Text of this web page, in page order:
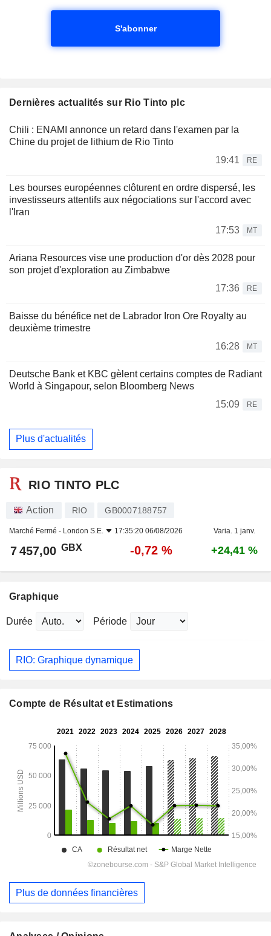
S'abonner
Dernières actualités sur Rio Tinto plc
Chili : ENAMI annonce un retard dans l'examen par la
Chine du projet de lithium de Rio Tinto
19:41
RE
Les bourses européennes clôturent en ordre dispersé, les
investisseurs attentifs aux négociations sur l'accord avec
l'Iran
17:53
MT
Ariana Resources vise une production d'or dès 2028 pour
son projet d'exploration au Zimbabwe
17:36
RE
Baisse du bénéfice net de Labrador Iron Ore Royalty au
deuxième trimestre
16:28
MT
Deutsche Bank et KBC gèlent certains comptes de Radiant
World à Singapour, selon Bloomberg News
15:09
RE
Plus d'actualités
RIO TINTO PLC
Action RIO GB0007188757
Marché Fermé - London S.E. 17:35:20 06/08/2026 Varia. 1 janv.
7 457,00 GBX -0,72 % +24,41 %
Graphique
Durée Période
RIO: Graphique dynamique
Compte de Résultat et Estimations
Plus de données financières